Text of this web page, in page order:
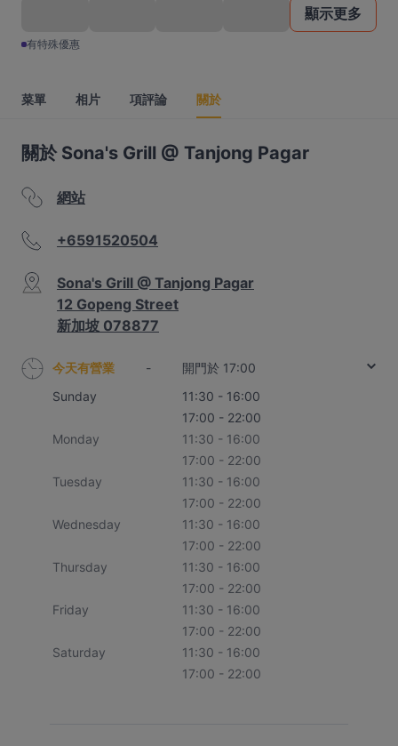
顯示更多
有特殊優惠
菜單 相片 項評論 關於
關於 Sona's Grill @ Tanjong Pagar
網站
+6591520504
Sona's Grill @ Tanjong Pagar
12 Gopeng Street
新加坡 078877
今天有營業 -
開門於 17:00
Sunday
11:30 - 16:00
17:00 - 22:00
Monday
11:30 - 16:00
17:00 - 22:00
Tuesday
11:30 - 16:00
17:00 - 22:00
Wednesday
11:30 - 16:00
17:00 - 22:00
Thursday
11:30 - 16:00
17:00 - 22:00
Friday
11:30 - 16:00
17:00 - 22:00
Saturday
11:30 - 16:00
17:00 - 22:00